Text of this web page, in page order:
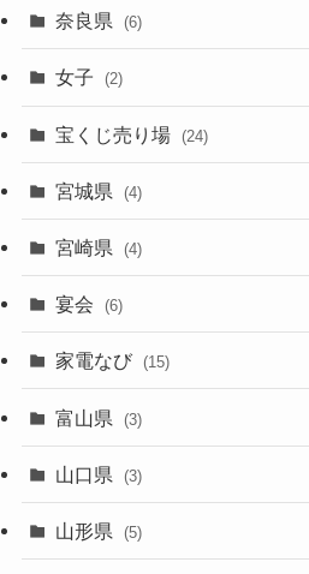
奈良県 (6)
女子 (2)
宝くじ売り場 (24)
宮城県 (4)
宮崎県 (4)
宴会 (6)
家電なび (15)
富山県 (3)
山口県 (3)
山形県 (5)